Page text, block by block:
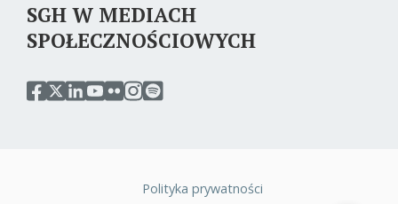
SGH W MEDIACH
SPOŁECZNOŚCIOWYCH
przejdź
przejdź
przejdź
przejdź
przejdź
przejdźprzejdź
Polityka prywatności